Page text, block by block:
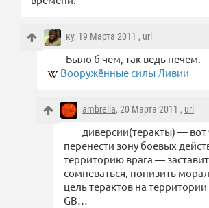
ку, 19 Марта 2011 , url
Было б чем, так ведь нечем.
Вооружённые силы Ливии
ambrella, 20 Марта 2011 , url
диверсии(теракты) —
перенести зону боевых
территорию врага —
сомневаться, понизить
цель терактов на
GB…